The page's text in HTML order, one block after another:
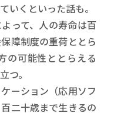
いくといった話も。
って、人の寿命は百
障制度の重荷ととら
の可能性ととらえる
つ。
ーション（応用ソフ
二十歳まで生きるの